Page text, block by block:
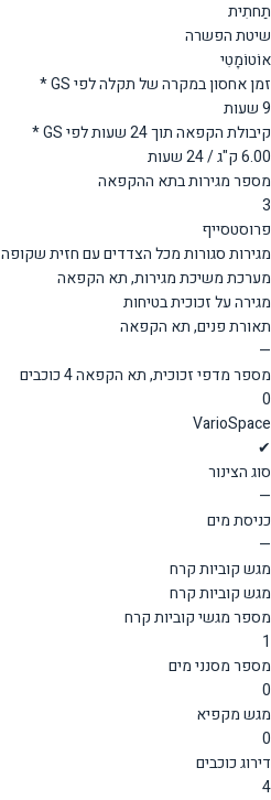
תַחתִית
שיטת הפשרה
אוֹטוֹמָטִי
זמן אחסון במקרה של תקלה לפי GS *
9 שעות
קיבולת הקפאה תוך 24 שעות לפי GS *
6.00 ק"ג / 24 שעות
מספר מגירות בתא ההקפאה
3
פרוסטסייף
מגירות סגורות מכל הצדדים עם חזית שקופה
מערכת משיכת מגירות, תא הקפאה
מגירה על זכוכית בטיחות
תאורת פנים, תא הקפאה
—
מספר מדפי זכוכית, תא הקפאה 4 כוכבים
0
VarioSpace
✔
סוג הצינור
—
כניסת מים
—
מגש קוביות קרח
מגש קוביות קרח
מספר מגשי קוביות קרח
1
מספר מסנני מים
0
מגש מקפיא
0
דירוג כוכבים
4